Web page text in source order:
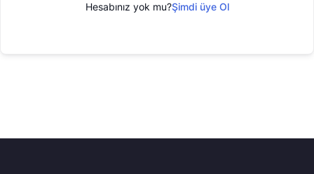
Hesabınız yok mu?Şimdi üye Ol